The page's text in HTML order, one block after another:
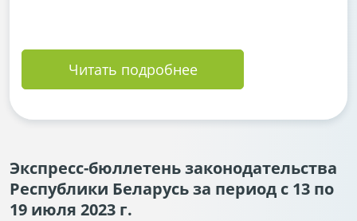
Читать подробнее
Экспресс-бюллетень законодательства
Республики Беларусь за период с 13 по
19 июля 2023 г.